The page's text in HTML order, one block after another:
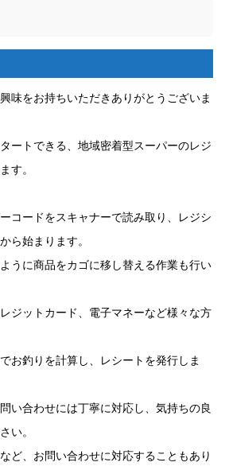
味をお持ちいただきありがとうございま
ートできる、地域密着型スーパーのレジ
す。
コードをスキャナーで読み取り、レジシ
ら始まります。
うに商品をカゴに移し替える作業も行い
ジットカード、電子マネーなど様々な方
お釣りを計算し、レシートを発行しま
い合わせには丁寧に対応し、気持ちの良
い。
ど、お問い合わせに対応することもあり